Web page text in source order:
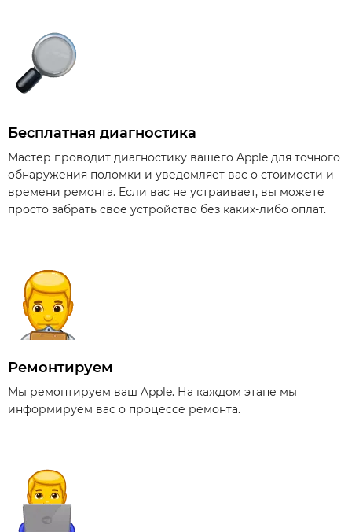
Бесплатная диагностика
Мастер проводит диагностику вашего Apple для точного
обнаружения поломки и уведомляет вас о стоимости и
времени ремонта. Если вас не устраивает, вы можете
просто забрать свое устройство без каких-либо оплат.
Ремонтируем
Мы ремонтируем ваш Apple. На каждом этапе мы
информируем вас о процессе ремонта.